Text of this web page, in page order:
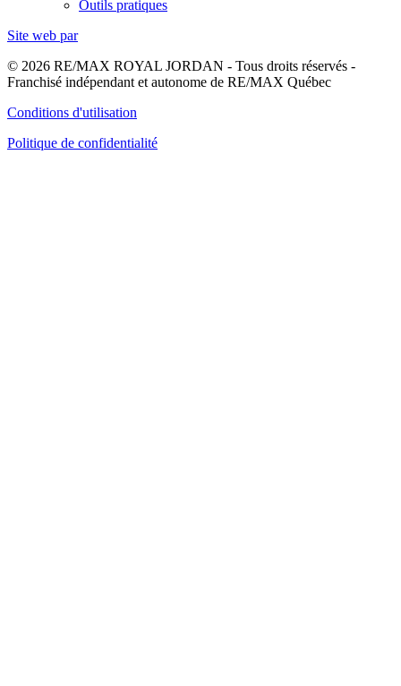
Outils pratiques
Site web par
© 2026 RE/MAX ROYAL JORDAN - Tous droits réservés -
Franchisé indépendant et autonome de RE/MAX Québec
Conditions d'utilisation
Politique de confidentialité